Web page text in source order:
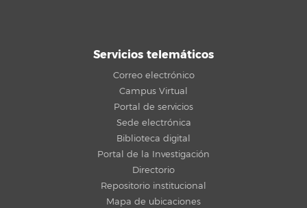
Servicios telemáticos
Correo electrónico
Campus Virtual
Portal de servicios
Sede electrónica
Biblioteca digital
Portal de la Investigación
Directorio
Repositorio institucional
Mapa de ubicaciones